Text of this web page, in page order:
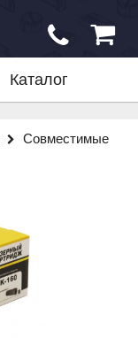
Каталог
Совместимые